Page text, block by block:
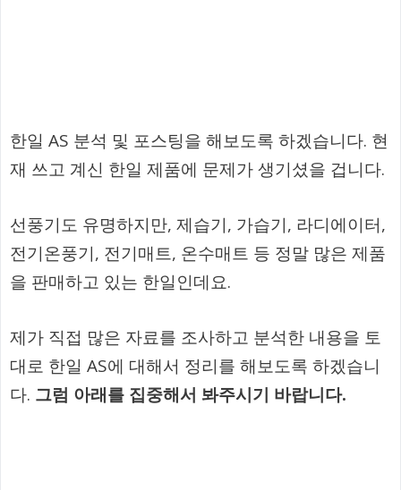
한일 AS 분석 및 포스팅을 해보도록 하겠습니다. 현
재 쓰고 계신 한일 제품에 문제가 생기셨을 겁니다.
선풍기도 유명하지만, 제습기, 가습기, 라디에이터,
전기온풍기, 전기매트, 온수매트 등 정말 많은 제품
을 판매하고 있는 한일인데요.
제가 직접 많은 자료를 조사하고 분석한 내용을 토
대로 한일 AS에 대해서 정리를 해보도록 하겠습니
다. 그럼 아래를 집중해서 봐주시기 바랍니다.